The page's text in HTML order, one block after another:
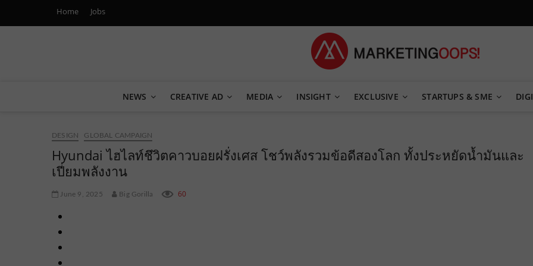
Home Jobs
Marketing Oops!
NEWS CREATIVE AD MEDIA INSIGHT EXCLUSIVE STARTUPS & SME
DESIGN GLOBAL CAMPAIGN
Hyundai ไฮไลท์ชึวิตคาวบอยฝรั่งเศส โชว์พลังรวมข้อดีสองโลก ทั้งประหยัดน้ำมันและ
เปี่ยมพลังงาน
June 9, 2025 Big Gorilla 60